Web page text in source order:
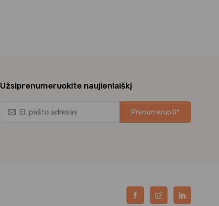
Užsiprenumeruokite naujienlaiškį
Prenumeruoti*